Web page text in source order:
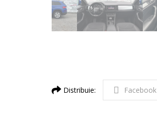
Distribuie: Facebook